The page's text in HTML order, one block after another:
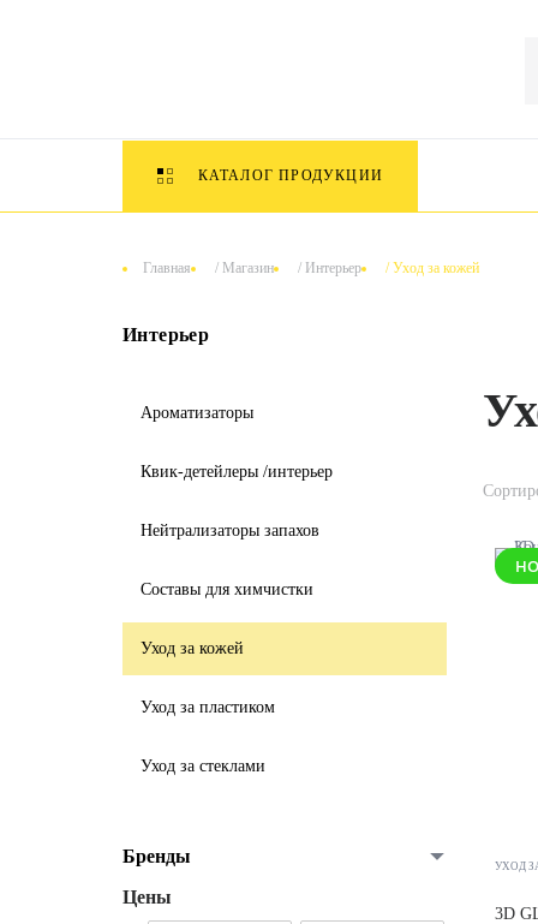
КАТАЛОГ ПРОДУКЦИИ
Главная / Магазин / Интерьер /Уход за кожей
Интерьер
Ароматизаторы
Квик-детейлеры /интерьер
Нейтрализаторы запахов
Составы для химчистки
Уход за кожей
Уход за пластиком
Уход за стеклами
Бренды УХОД
3D